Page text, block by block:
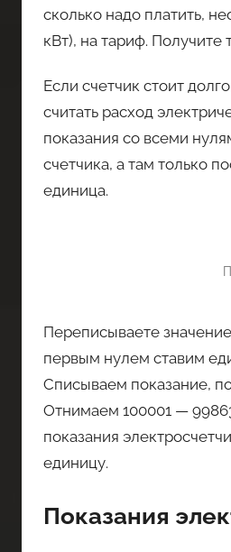
сколько надо платить,
кВт), на тариф. Получите
Если счетчик стоит
считать расход
показания со всеми
счетчика, а там только
единица.
Переписываете
первым нулем ставим
Списываем показание,
Отнимаем 100001 —
показания
единицу.
Показания